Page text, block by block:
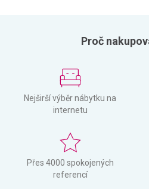
Proč
Nejširší výběr nábytku na
internetu
Přes 4000 spokojených
referencí